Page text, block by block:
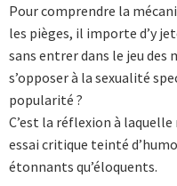
Pour comprendre la
les pièges, il importe d’y
sans entrer dans le jeu des
s’opposer à la sexualité
popularité ?
C’est la réflexion à
essai critique teinté
étonnants qu’éloquents.